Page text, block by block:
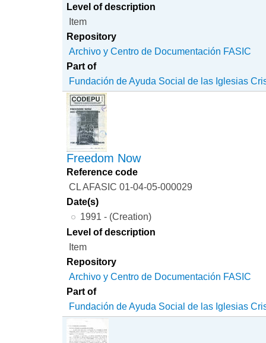
Level of description
Item
Repository
Archivo y Centro de Documentación FASIC
Part of
Fundación de Ayuda Social de las Iglesias
Freedom Now
Reference code
CL AFASIC 01-04-05-000029
Date(s)
1991 - (Creation)
Level of description
Item
Repository
Archivo y Centro de Documentación FASIC
Part of
Fundación de Ayuda Social de las Iglesias